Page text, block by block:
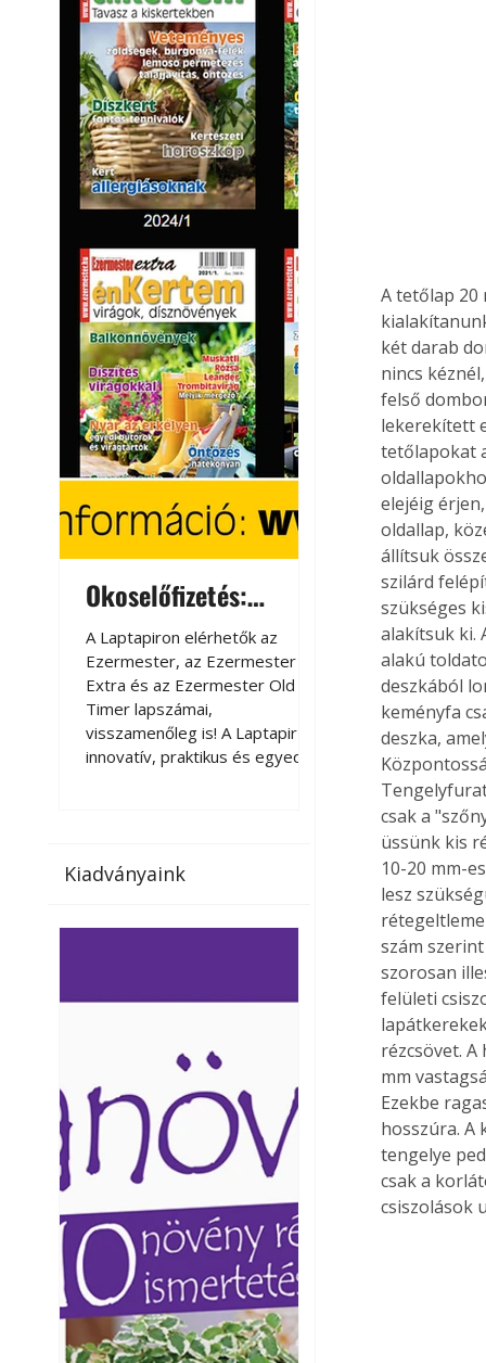
Okoselőfizetés:
Ezermester Extra
A Laptapiron elérhetők az
Ezermester, az Ezermester
Extra és az Ezermester Old
Timer lapszámai,
visszamenőleg is! A Laptapir új,
innovatív, praktikus és egyedi
az otthonában, útközben vagy
elérhetők lapszámaink. Bárhol,
Okoselőfizetés
A Laptapiron
Ezermester, az
Extra és az
Timer lapszámai,
visszamenőleg is! A
innovatív, praktikus
megoldás a
magazinok digitális
számítógépen,
vagy táblagépen.
az otthonában,
nyaralás, pihenés
elérhetők
bármikor, akár
vagy dolgozva is
Ezermester
Laptapir kényelmes
mert: – t
Kiadványaink
A tetőlap 20
két darab
nincs
felső
lekerekített
tetőlapokat
elejéig
oldallap,
állítsuk
szilárd
szükséges
alakítsuk ki.
alakú
deszkából
keményfa
deszka,
csak a
üssünk kis
10-20 mm-
lesz
szám
szorosan
felületi
rézcsövet.
mm
Ezekbe
hosszúra. A
tengelye
csak a
csiszolások